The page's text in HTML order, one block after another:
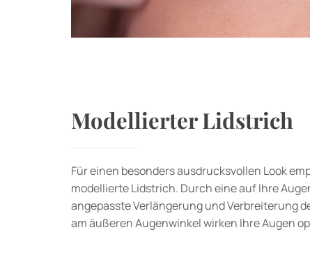
Modellierter Lidstrich
Für einen besonders ausdrucksvollen Look
modellierte Lidstrich. Durch eine auf Ihre
angepasste Verlängerung und Verbreiterung
am äußeren Augenwinkel wirken Ihre Augen